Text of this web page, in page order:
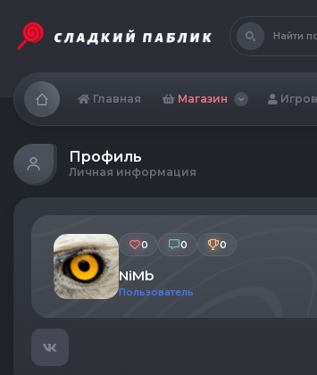
Найти
Главная Магазин
Профиль
Личная информация
0 0 0
NiMb
Пользователь